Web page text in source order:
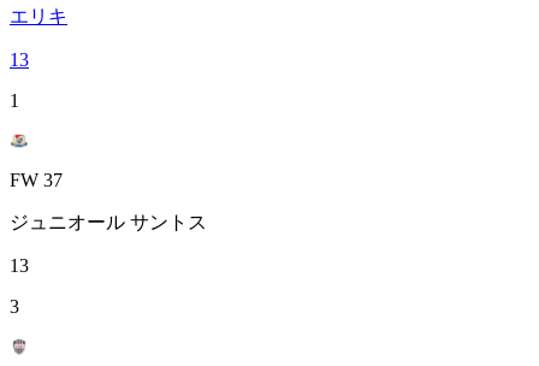
エリキ
13
1
FW 37
ジュニオール サントス
13
3